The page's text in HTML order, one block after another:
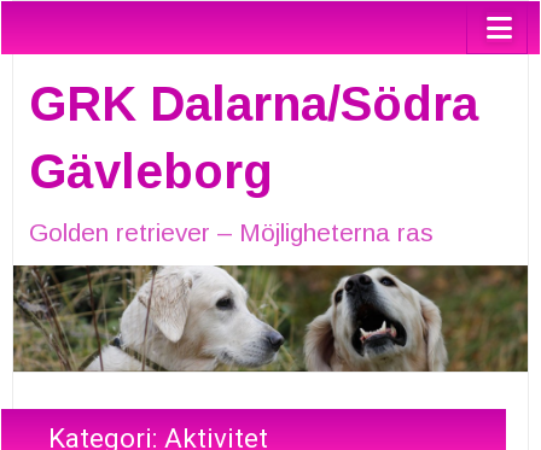
GRK Dalarna/Södra
Gävleborg
Golden retriever – Möjligheterna ras
Kategori:Aktivitet